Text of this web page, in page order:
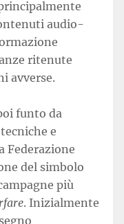
audio-
ritenute
avverse.
funto da
e
Federazione
del simbolo
più
. Inizialmente